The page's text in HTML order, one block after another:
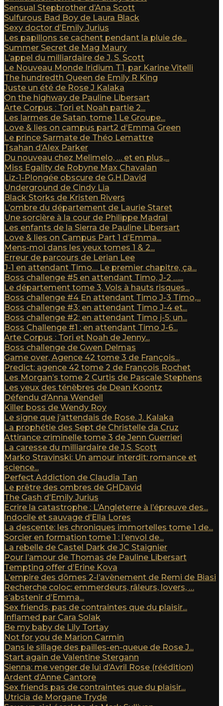
Sensual Stepbrother d’Ana Scott
Sulfurous Bad Boy de Laura Black
Sexy doctor d’Emily Jurius
Les papillons se cachent pendant la pluie de...
Summer Secret de Mag Maury
L’appel du milliardaire de J. S. Scott
Le Nouveau Monde Iridium T1, par Karine Vitelli
The hundredth Queen de Emily R King
Juste un été de Rose J Kalaka
On the highway de Pauline Libersart
Arte Corpus : Tori et Noah partie 2...
Les larmes de Satan, tome 1 Le Groupe...
Love & lies on campus part2 d’Emma Green
Le prince Sarmate de Théo Lemattre
Tsahan d’Alex Parker
Du nouveau chez Melimelo, … et en plus,...
Miss Egality de Robyne Max Chavalan
Liz-1-Plongée obscure de G.H.David
Underground de Cindy Lia
Black Storks de Kristen Rivers
L’ombre du département de Laurie Staret
Une sorcière à la cour de Philippe Madral
Les enfants de la Sierra de Pauline Libersart
Love & lies on Campus Part 1 d’Emma...
Mens-moi dans les yeux tomes 1 & 2...
Erreur de parcours de Lerian Lee
J-1 en attendant Timo… Le premier chapitre, ça...
Boss challenge #5 en attendant Timo, J-2 …...
Le département tome 3, Vols à hauts risques...
Boss challenge #4 En attendant Timo J-3 Timo,...
Boss challenge #3: en attendant Timo J-4 et...
Boss challenge #2: en attendant Timo j-5: un...
Boss Challenge #1 : en attendant Timo J-6...
Arte Corpus : Tori et Noah de Jenny...
Boss challenge de Gwen Delmas
Game over, Agence 42 tome 3 de François...
Predict: agence 42 tome 2 de François Rochet
Les Morgan’s tome 2 Curtis de Pascale Stephens
Les yeux des ténèbres de Dean Koontz
Défendu d’Anna Wendell
Killer boss de Wendy Roy
Le signe que j’attendais de Rose. J. Kalaka
La prophétie des Sept de Christelle da Cruz
Attirance criminelle tome 3 de Jenn Guerrieri
La caresse du milliardaire de J.S. Scott
Marko Stravinski: Un amour interdit: romance et
science...
Perfect Addiction de Claudia Tan
Le prêtre des ombres de GHDavid
The Gash d’Emily Jurius
Ecrire la catastrophe : L’Angleterre à l’épreuve des...
Indocile et sauvage d’Ella Lores
La descente: les chroniques immortelles tome 1 de...
Sorcier en formation tome 1 : l’envol de...
La rebelle de Castel Dark de JC Staignier
Pour l’amour de Thomas de Pauline Libersart
Tempting offer d’Erine Kova
L’empire des dômes 2-l’avènement de Remi de Biasi
Recherche coloc: emmerdeurs, râleurs, lovers, …
s’abstenir d’Emma...
Sex friends, pas de contraintes que du plaisir...
Inflamed par Cara Solak
Be my baby de Lily Tortay
Not for you de Marion Carmin
Dans le sillage des pailles-en-queue de Rose J...
Start again de Valentine Stergann
Sienna: me venger de lui d’Avril Rose (réédition)
Ardent d’Anne Cantore
Sex friends pas de contraintes que du plaisir...
Utricia de Morgane Tryde